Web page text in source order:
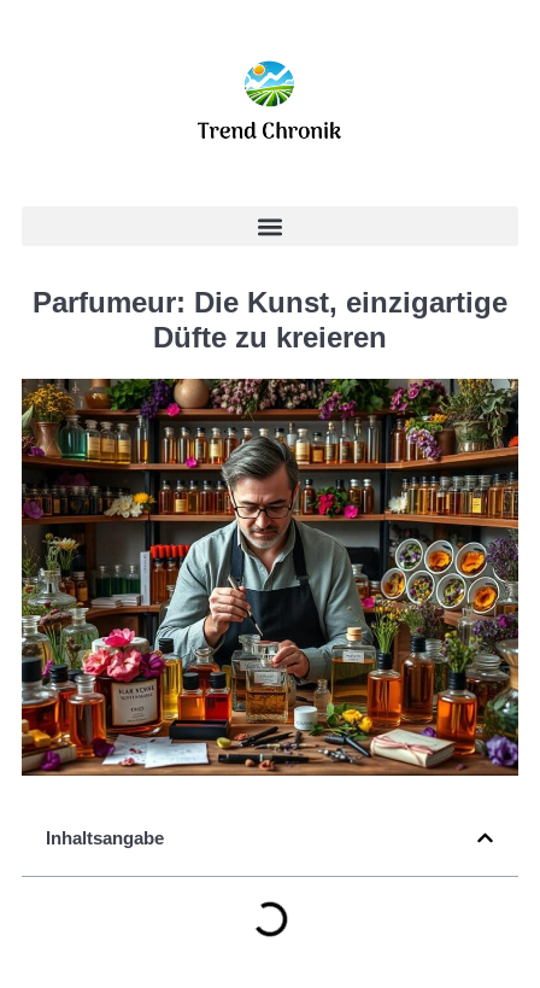
Parfumeur: Die Kunst, einzigartige
Düfte zu kreieren
Inhaltsangabe